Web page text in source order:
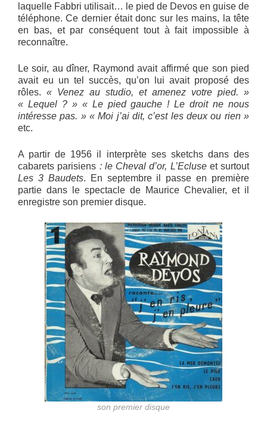
laquelle Fabbri utilisait… le pied de Devos en guise de
téléphone. Ce dernier était donc sur les mains, la tête
en bas, et par conséquent tout à fait impossible à
reconnaître.
Le soir, au dîner, Raymond avait affirmé que son pied
avait eu un tel succès, qu’on lui avait proposé des
rôles. « Venez au studio, et amenez votre pied. »
« Lequel ? » « Le pied gauche ! Le droit ne nous
intéresse pas. » « Moi j’ai dit, c’est les deux ou rien »
etc.
A partir de 1956 il interprète ses sketchs dans des
cabarets parisiens : le Cheval d’or, L’Ecluse et surtout
Les 3 Baudets. En septembre il passe en première
partie dans le spectacle de Maurice Chevalier, et il
enregistre son premier disque.
son premier disque